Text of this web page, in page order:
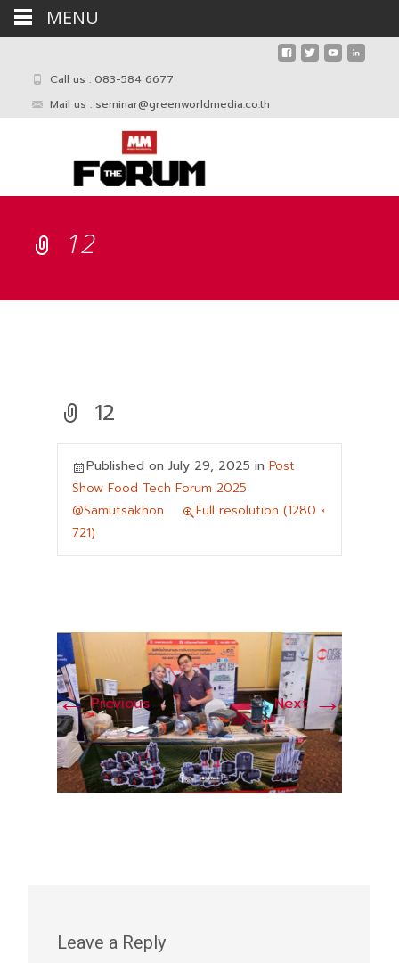
Call us : 083-584 6677
Mail us : seminar@greenworldmedia.co.th
12
12
Published on July 29, 2025 in Post
Show Food Tech Forum 2025
@Samutsakhon
Full resolution (1280 ×
721)
←Previous Next →
Leave a Reply
MENU